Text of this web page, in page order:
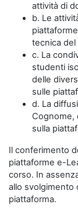
attività di
b. Le
tecnica del
c. La
studenti
delle
sulle
d. La
Cognome,
sulla
Il conferimento
piattaforme e-
corso. In
allo svolgimento
piattaforma.